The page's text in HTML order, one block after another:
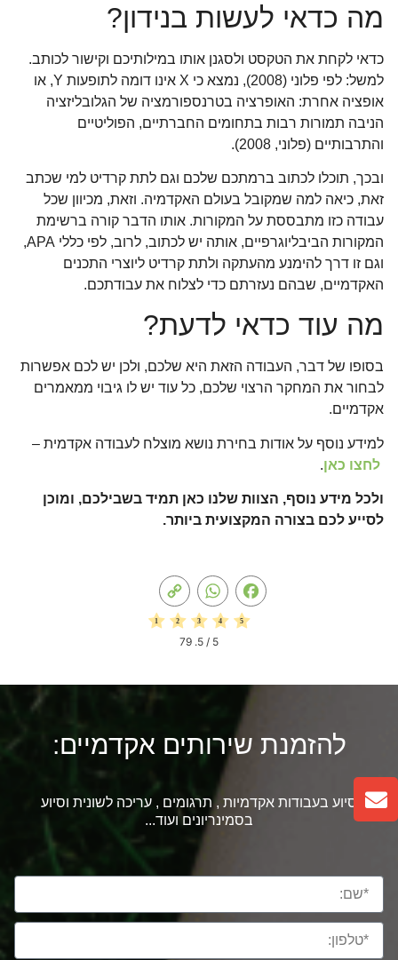
מה כדאי לעשות בנידון?
כדאי לקחת את הטקסט ולסגנן אותו במילותיכם וקישור לכותב.
למשל: לפי פלוני (2008), נמצא כי X אינו דומה לתופעות Y, או
אופציה אחרת: האופרציה בטרנספורמציה של הגלובליזציה
הניבה תמורות רבות בתחומים החברתיים, הפוליטיים
והתרבותיים (פלוני, 2008).
ובכך, תוכלו לכתוב ברמתכם שלכם וגם לתת קרדיט למי שכתב
זאת, כיאה למה שמקובל בעולם האקדמיה. וזאת, מכיוון שכל
עבודה כזו מתבססת על המקורות. אותו הדבר קורה ברשימת
המקורות הביבליוגרפיים, אותה יש לכתוב, לרוב, לפי כללי APA,
וגם זו דרך להימנע מהעתקה ולתת קרדיט ליוצרי התכנים
האקדמיים, שבהם נעזרתם כדי לצלוח את עבודתכם.
מה עוד כדאי לדעת?
בסופו של דבר, העבודה הזאת היא שלכם, ולכן יש לכם אפשרות
לבחור את המחקר הרצוי שלכם, כל עוד יש לו גיבוי ממאמרים
אקדמיים.
למידע נוסף על אודות בחירת נושא מוצלח לעבודה אקדמית –
לחצו כאן.
ולכל מידע נוסף, הצוות שלנו כאן תמיד בשבילכם, ומוכן
לסייע לכם בצורה המקצועית ביותר.
Facebook
WhatsApp
5
/ 5.
79
להזמנת שירותים אקדמיים:
סיוע בעבודות אקדמיות , תרגומים , עריכה לשונית וסיוע
בסמינריונים ועוד...